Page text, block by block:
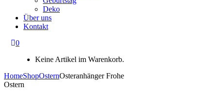
Deko
Über uns
Kontakt
0
Keine Artikel im Warenkorb.
HomeShopOsternOsteranhänger Frohe
Ostern